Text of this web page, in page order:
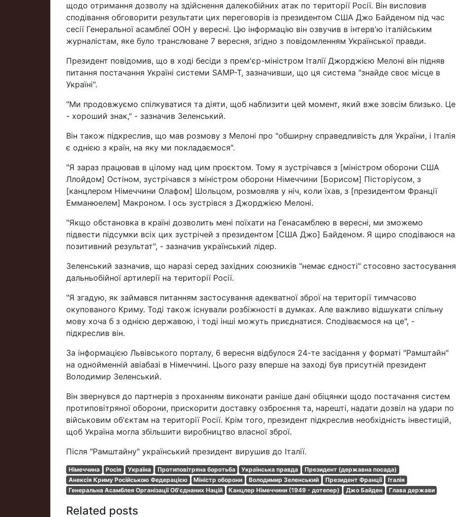
щодо отримання дозволу на здійснення далекобійних атак по території Росії. Він висловив
сподівання обговорити результати цих переговорів із президентом США Джо Байденом під час
сесії Генеральної асамблеї ООН у вересні. Цю інформацію він озвучив в інтерв'ю італійським
журналістам, яке було транслюване 7 вересня, згідно з повідомленням Української правди.
Президент повідомив, що в ході бесіди з прем'єр-міністром Італії Джорджією Мелоні він підняв
питання постачання Україні системи SAMP-T, зазначивши, що ця система "знайде своє місце в
Україні".
"Ми продовжуємо спілкуватися та діяти, щоб наблизити цей момент, який вже зовсім близько. Це
- хороший знак," - зазначив Зеленський.
Він також підкреслив, що мав розмову з Мелоні про "обширну справедливість для України, і Італія
є однією з країн, на яку ми покладаємося".
"Я зараз працював в цілому над цим проєктом. Тому я зустрічався з [міністром оборони США
Ллойдом] Остіном, зустрічався з міністром оборони Німеччини [Борисом] Пісторіусом, з
[канцлером Німеччини Олафом] Шольцом, розмовляв у ніч, коли їхав, з [президентом Франції
Емманюелем] Макроном. І ось зустрівся з Джорджією Мелоні.
"Якщо обстановка в країні дозволить мені поїхати на Генасамблею в вересні, ми зможемо
підвести підсумки всіх цих зустрічей з президентом [США Джо] Байденом. Я щиро сподіваюся на
позитивний результат", - зазначив український лідер.
Зеленський зазначив, що наразі серед західних союзників "немає єдності" стосовно застосування
дальньобійної артилерії на території Росії.
"Я згадую, як займався питанням застосування адекватної зброї на території тимчасово
окупованого Криму. Тоді також існували розбіжності в думках. Але важливо відшукати спільну
мову хоча б з однією державою, і тоді інші можуть приєднатися. Сподіваємося на це", -
підкреслив він.
За інформацією Львівського порталу, 6 вересня відбулося 24-те засідання у форматі "Рамштайн"
на однойменній авіабазі в Німеччині. Цього разу вперше на заході був присутній президент
Володимир Зеленський.
Він звернувся до партнерів з проханням виконати раніше дані обіцянки щодо постачання систем
протиповітряної оборони, прискорити доставку озброєння та, нарешті, надати дозвіл на удари по
військовим об'єктам на території Росії. Крім того, президент підкреслив необхідність інвестицій,
щоб Україна могла збільшити виробництво власної зброї.
Після "Рамштайну" український президент вирушив до Італії.
Німеччина Росія Україна Протиповітряна боротьба Українська правда
Президент (державна посада)
Анексія Криму Російською Федерацією
Міністр оборони Володимир Зеленський Президент Франції
Італія
Генеральна Асамблея Організації Об'єднаних Націй
Канцлер Німеччини (1949 - дотепер) Джо Байден Глава держави
Related posts